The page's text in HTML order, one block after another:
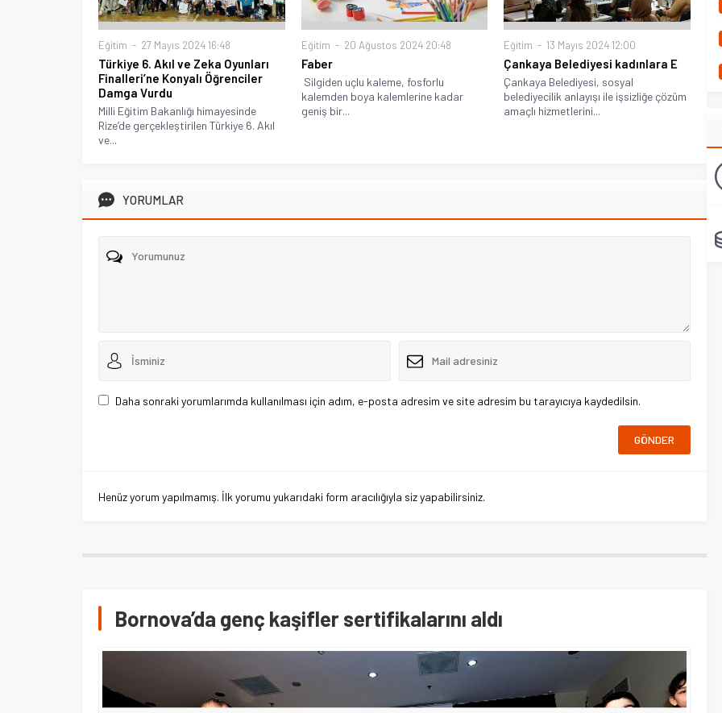
Eğitim 27 Mayıs 2024 16:48
Türkiye 6. Akıl ve Zeka Oyunları
Finalleri’ne Konyalı Öğrenciler
Damga Vurdu
Milli Eğitim Bakanlığı himayesinde
Rize’de gerçekleştirilen Türkiye 6. Akıl
ve...
Eğitim 20 Ağustos 2024 20:48
Faber
Silgiden uçlu kaleme, fosforlu
kalemden boya kalemlerine kadar
geniş bir...
Eğitim 13 Mayıs 2024 12:00
Çankaya Belediyesi kadınlara E
Çankaya Belediyesi, sosyal
belediyecilik anlayışı ile işsizliğe çözüm
amaçlı hizmetlerini...
YORUMLAR
Daha sonraki yorumlarımda kullanılması için adım, e-posta adresim ve site adresim bu tarayıcıya kaydedilsin.
Henüz yorum yapılmamış. İlk yorumu yukarıdaki form aracılığıyla siz yapabilirsiniz.
Bornova’da genç kaşifler sertifikalarını aldı